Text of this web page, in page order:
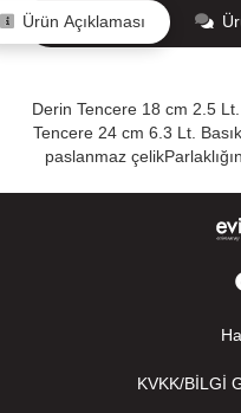
Ürün Açıklaması
Derin Tencere 18 cm 2.5
Tencere 24 cm 6.3 Lt.
paslanmaz
KVKK/BİLGİ